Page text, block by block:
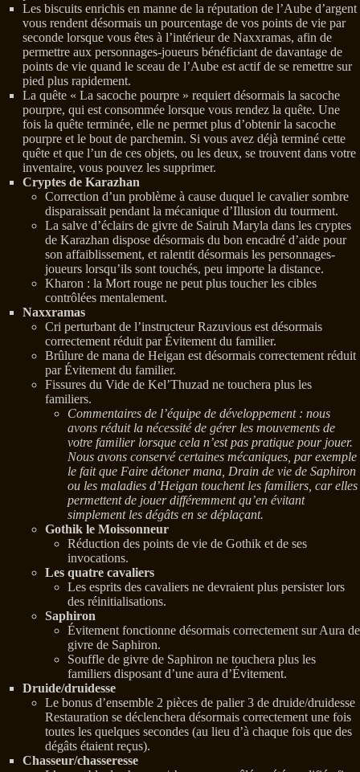
Les biscuits enrichis en manne de la réputation de l’Aube d’argent
vous rendent désormais un pourcentage de vos points de vie par
seconde lorsque vous êtes à l’intérieur de Naxxramas, afin de
permettre aux personnages-joueurs bénéficiant de davantage de
points de vie quand le sceau de l’Aube est actif de se remettre sur
pied plus rapidement.
La quête « La sacoche pourpre » requiert désormais la sacoche
pourpre, qui est consommée lorsque vous rendez la quête. Une
fois la quête terminée, elle ne permet plus d’obtenir la sacoche
pourpre et le bout de parchemin. Si vous avez déjà terminé cette
quête et que l’un de ces objets, ou les deux, se trouvent dans votre
inventaire, vous pouvez les supprimer.
Cryptes de Karazhan
Correction d’un problème à cause duquel le cavalier sombre
disparaissait pendant la mécanique d’Illusion du tourment.
La salve d’éclairs de givre de Sairuh Maryla dans les cryptes
de Karazhan dispose désormais du bon encadré d’aide pour
son affaiblissement, et ralentit désormais les personnages-
joueurs lorsqu’ils sont touchés, peu importe la distance.
Kharon : la Mort rouge ne peut plus toucher les cibles
contrôlées mentalement.
Naxxramas
Cri perturbant de l’instructeur Razuvious est désormais
correctement réduit par Évitement du familier.
Brûlure de mana de Heigan est désormais correctement réduit
par Évitement du familier.
Fissures du Vide de Kel’Thuzad ne touchera plus les
familiers.
Commentaires de l’équipe de développement : nous
avons réduit la nécessité de gérer les mouvements de
votre familier lorsque cela n’est pas pratique pour jouer.
Nous avons conservé certaines mécaniques, par exemple
le fait que Faire détoner mana, Drain de vie de Saphiron
ou les maladies d’Heigan touchent les familiers, car elles
permettent de jouer différemment qu’en évitant
simplement les dégâts en se déplaçant.
Gothik le Moissonneur
Réduction des points de vie de Gothik et de ses
invocations.
Les quatre cavaliers
Les esprits des cavaliers ne devraient plus persister lors
des réinitialisations.
Saphiron
Évitement fonctionne désormais correctement sur Aura de
givre de Saphiron.
Souffle de givre de Saphiron ne touchera plus les
familiers disposant d’une aura d’Évitement.
Druide/druidesse
Le bonus d’ensemble 2 pièces de palier 3 de druide/druidesse
Restauration se déclenchera désormais correctement une fois
toutes les quelques secondes (au lieu d’à chaque fois que des
dégâts étaient reçus).
Chasseur/chasseresse